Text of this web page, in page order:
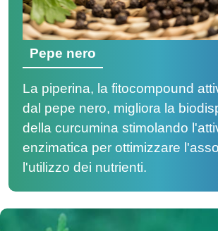
Pepe nero
La piperina, la fitocompound
dal pepe nero, migliora la
della curcumina stimolando
enzimatica per ottimizzare
l'utilizzo dei nutrienti.